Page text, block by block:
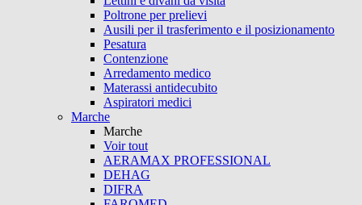
Poltrone per prelievi
Ausili per il trasferimento e il posizionamento
Pesatura
Contenzione
Arredamento medico
Materassi antidecubito
Aspiratori medici
Marche
Marche
Voir tout
AERAMAX PROFESSIONAL
DEHAG
DIFRA